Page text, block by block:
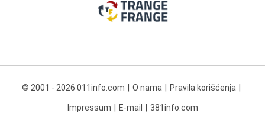
© 2001 - 2026 011info.com O nama Pravila korišćenja
Impressum E-mail 381info.com